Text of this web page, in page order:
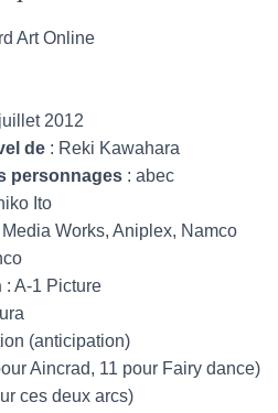
Art Online
2012
de : Reki Kawahara
personnages : abec
Ito
Media Works, Aniplex, Namco
: A-1 Picture
(anticipation)
Aincrad, 11 pour Fairy dance)
ces deux arcs)